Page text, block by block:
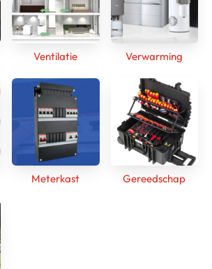
Ventilatie Verwarming
Meterkast Gereedschap